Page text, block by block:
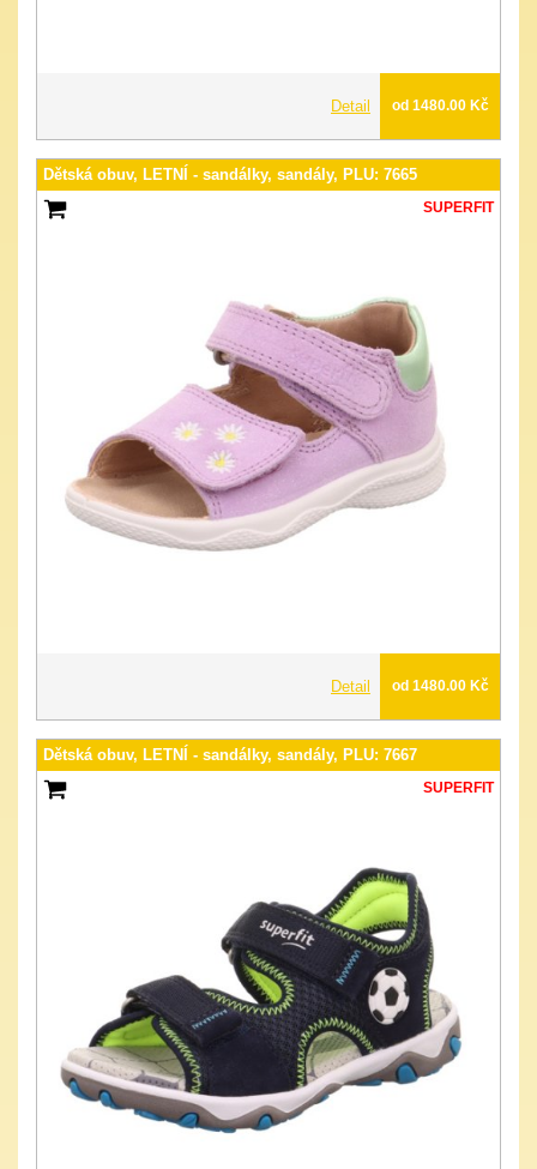
Detail od 1480.00 Kč
Dětská obuv, LETNÍ - sandálky, sandály, PLU: 7665
SUPERFIT
Detail od 1480.00 Kč
Dětská obuv, LETNÍ - sandálky, sandály, PLU: 7667
SUPERFIT